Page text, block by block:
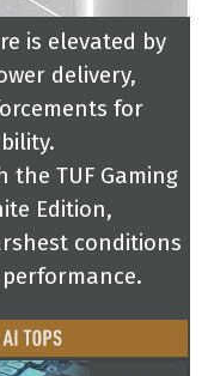
is elevated by
delivery,
for
the TUF Gaming
Edition,
conditions